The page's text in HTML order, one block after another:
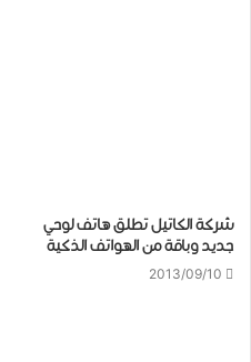
شركة الكاتيل تطلق هاتف لوحي
جديد وباقة من الهواتف الذكية
2013/09/10